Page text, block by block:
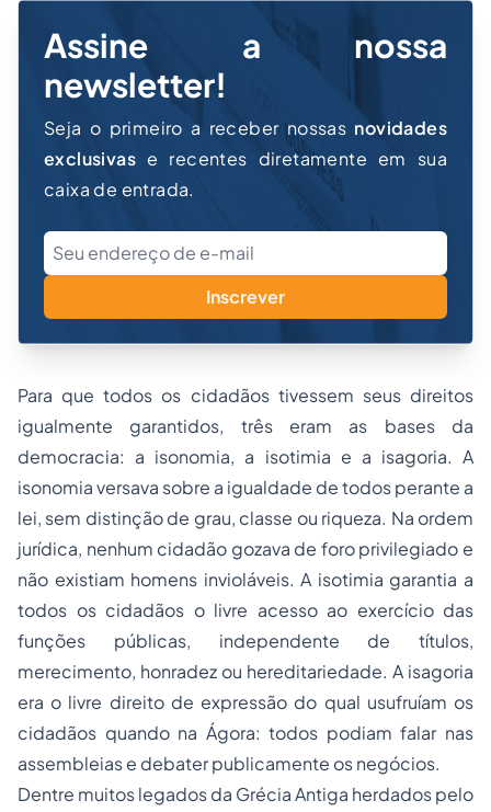
Assine a nossa
newsletter!
Seja o primeiro a receber nossas novidades
exclusivas e recentes diretamente em sua
caixa de entrada.
Inscrever
Para que todos os cidadãos tivessem seus direitos
igualmente garantidos, três eram as bases da
democracia: a isonomia, a isotimia e a isagoria. A
isonomiaversava sobre a igualdade de todos perante a
lei, sem distinção de grau, classe ou riqueza. Na ordem
jurídica, nenhum cidadão gozava de foro privilegiado e
não existiam homens invioláveis. A isotimia garantia a
todos os cidadãos o livre acesso ao exercício das
funções públicas, independente de títulos,
merecimento, honradez ou hereditariedade. A isagoria
era o livre direito de expressão do qual usufruíam os
cidadãos quando na Ágora: todos podiam falar nas
assembleias e debater publicamente os negócios.
Dentre muitos legados da Grécia Antiga herdados pelo